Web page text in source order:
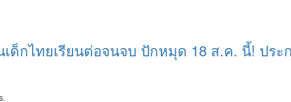
เด็กไทยเรียนต่อจนจบ ปักหมุด 18 ส.ค. นี้! ปร